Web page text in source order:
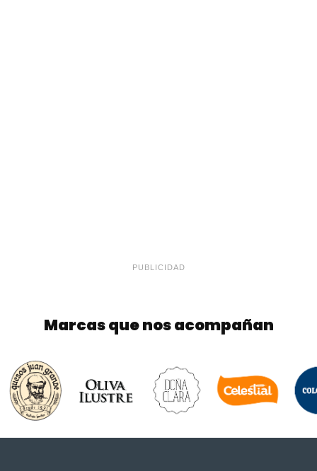
PUBLICIDAD
Marcas que nos acompañan